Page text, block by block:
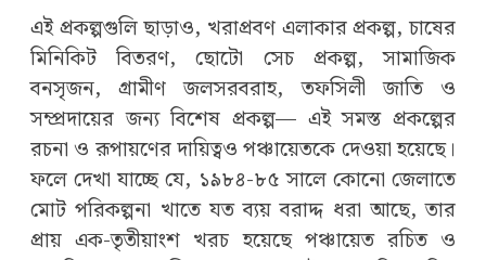
এই প্রকল্পগুলি ছাড়াও, খরাপ্রবণ এলাকার প্রকল্প, চাষের
মিনিকিট বিতরণ, ছোটো সেচ প্রকল্প, সামাজিক
বনসৃজন, গ্রামীণ জলসরবরাহ, তফসিলী জাতি ও
সম্প্রদায়ের জন্য বিশেষ প্রকল্প— এই সমস্ত প্রকল্পের
রচনা ও রূপায়ণের দায়িত্বও পঞ্চায়েতকে দেওয়া হয়েছে।
ফলে দেখা যাচ্ছে যে, ১৯৮৪-৮৫ সালে কোনো জেলাতে
মোট পরিকল্পনা খাতে যত ব্যয় বরাদ্দ ধরা আছে, তার
প্রায় এক-তৃতীয়াংশ খরচ হয়েছে পঞ্চায়েত রচিত ও